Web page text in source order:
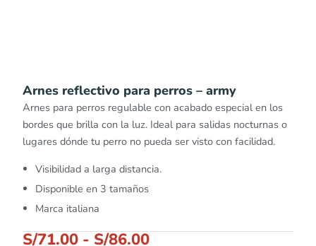
Arnes reflectivo para perros – army
Arnes para perros regulable con acabado especial en los
bordes que brilla con la luz. Ideal para salidas nocturnas o
lugares dónde tu perro no pueda ser visto con facilidad.
Visibilidad a larga distancia.
Disponible en 3 tamaños
Marca italiana
S/71.00 - S/86.00